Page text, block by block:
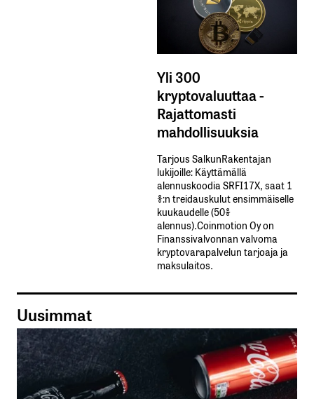
Yli 300
kryptovaluuttaa -
Rajattomasti
mahdollisuuksia
Tarjous SalkunRakentajan
lukijoille: Käyttämällä​ ​
alennuskoodia​ ​SRFI17X,​ ​saat​ ​1
%:n treidauskulut​ ​ensimmäiselle​ ​
kuukaudelle​ ​(50%​ ​
alennus).Coinmotion Oy on
Finanssivalvonnan valvoma
kryptovarapalvelun tarjoaja ja
maksulaitos.
Uusimmat